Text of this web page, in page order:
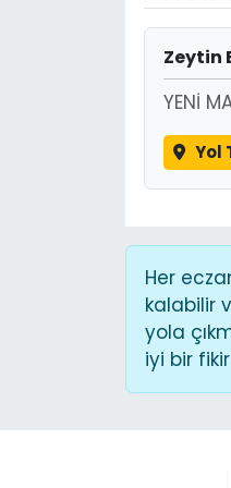
Zeytin
YENİ
Yol
Her
kalabilir
yola
iyi bir